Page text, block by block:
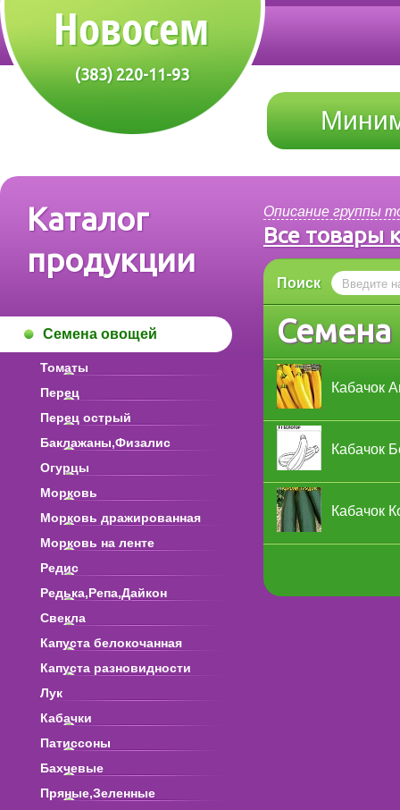
(383) 220-11-93
Каталог
продукции
Семена овощей
Томаты
Перец
Перец острый
Баклажаны,Физалис
Огурцы
Морковь
Морковь дражированная
Морковь на ленте
Редис
Редька,Репа,Дайкон
Свекла
Капуста белокочанная
Капуста разновидности
Лук
Кабачки
Патиссоны
Бахчевые
Пряные,Зеленные
Описание группы
Все товары
Поиск
Семена
Кабачок
Кабачок
Кабачок